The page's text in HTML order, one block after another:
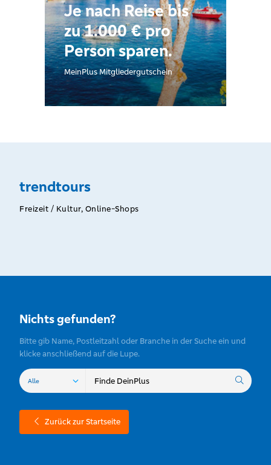
Je nach Reise bis
zu 1.000 € pro
Person sparen.
MeinPlus Mitgliedergutschein
trendtours
Freizeit / Kultur, Online-Shops
Nichts gefunden?
Bitte gib Name, Postleitzahl oder Branche in der Suche ein und
klicke anschließend auf die Lupe.
Zurück zur Startseite